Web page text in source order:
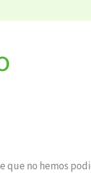
que no hemos